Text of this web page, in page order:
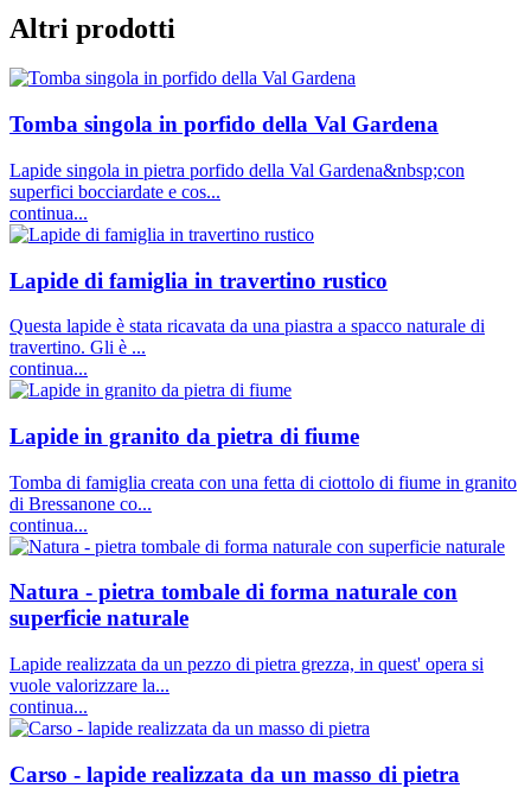
Altri prodotti
Tomba singola in porfido della Val Gardena
Lapide singola in pietra porfido della Val Gardena&nbsp;con
superfici bocciardate e cos...
continua...
Lapide di famiglia in travertino rustico
Questa lapide è stata ricavata da una piastra a spacco naturale di
travertino. Gli è ...
continua...
Lapide in granito da pietra di fiume
Tomba di famiglia creata con una fetta di ciottolo di fiume in granito
di Bressanone co...
continua...
Natura - pietra tombale di forma naturale con
superficie naturale
Lapide realizzata da un pezzo di pietra grezza, in quest' opera si
vuole valorizzare la...
continua...
Carso - lapide realizzata da un masso di pietra